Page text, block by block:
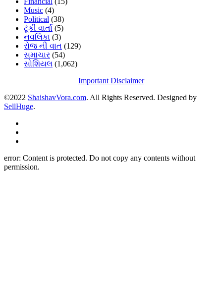
Music (4)
Political (38)
ટૂંકી વાર્તા (5)
નવલિકા (3)
રોજ ની વાત (129)
સમાચાર (54)
સોશિયલ (1,062)
Important Disclaimer
©2022 ShaishavVora.com. All Rights Reserved. Designed by
SellHuge.
error: Content is protected. Do not copy any contents without
permission.